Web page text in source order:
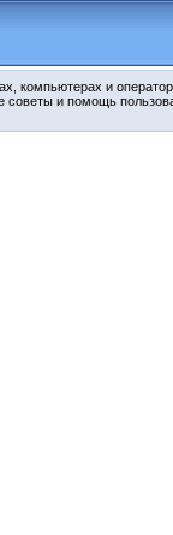
компьютерах и
советы и помощь